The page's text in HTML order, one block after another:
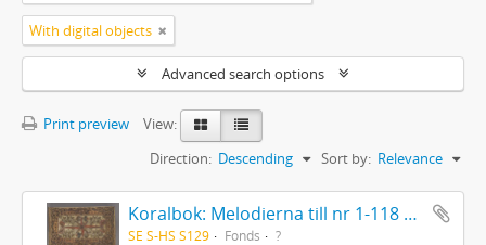
With digital objects
Advanced search options
Print preview
View:
Sort by: Relevance
Direction: Descending
Koralbok: Melodierna till nr 1-118 uti Gamla Psalmboken, enstämmigt satta
SE S-HS S129 Fonds ?